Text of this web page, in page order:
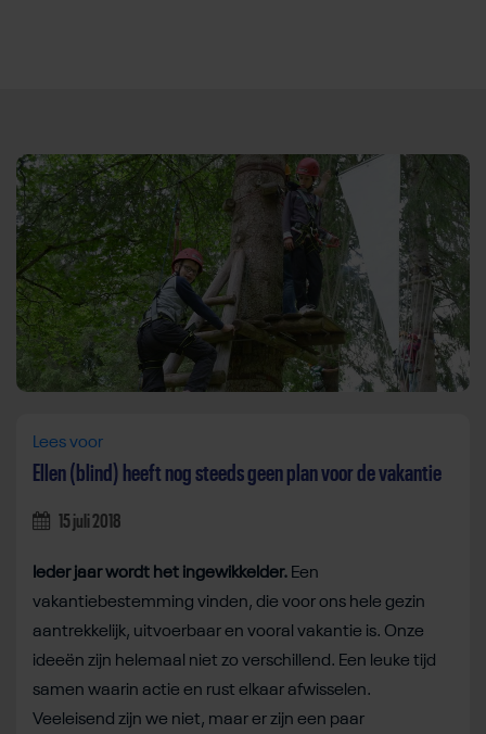
Direct door naar content
Lees voor
Ellen (blind) heeft nog steeds geen plan voor de vakantie
15 juli 2018
Ieder jaar wordt het ingewikkelder. Een
vakantiebestemming vinden, die voor ons hele gezin
aantrekkelijk, uitvoerbaar en vooral vakantie is. Onze
ideeën zijn helemaal niet zo verschillend. Een leuke tijd
samen waarin actie en rust elkaar afwisselen.
Veeleisend zijn we niet, maar er zijn een paar